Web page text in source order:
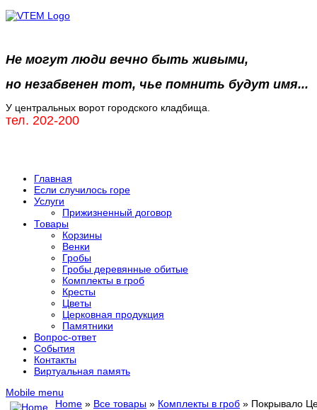
Не могут люди вечно быть живыми,
но незабвенен тот, чье помнить будут имя...
У центральных ворот городского кладбища.
тел. 202-200
Главная
Если случилось горе
Услуги
Прижизненный договор
Товары
Корзины
Венки
Гробы
Гробы деревянные обитые
Комплекты в гроб
Кресты
Цветы
Церковная продукция
Памятники
Вопрос-ответ
События
Контакты
Виртуальная память
Mobile menu
Home » Все товары » Комплекты в гроб » Покрывало